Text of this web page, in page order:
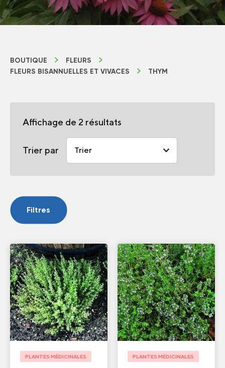
BOUTIQUE
FLEURS
FLEURS BISANNUELLES ET VIVACES
THYM
Affichage de 2 résultats
Trier par
Filtres
PLANTES MÉDICINALES PLANTES MÉDICINALES